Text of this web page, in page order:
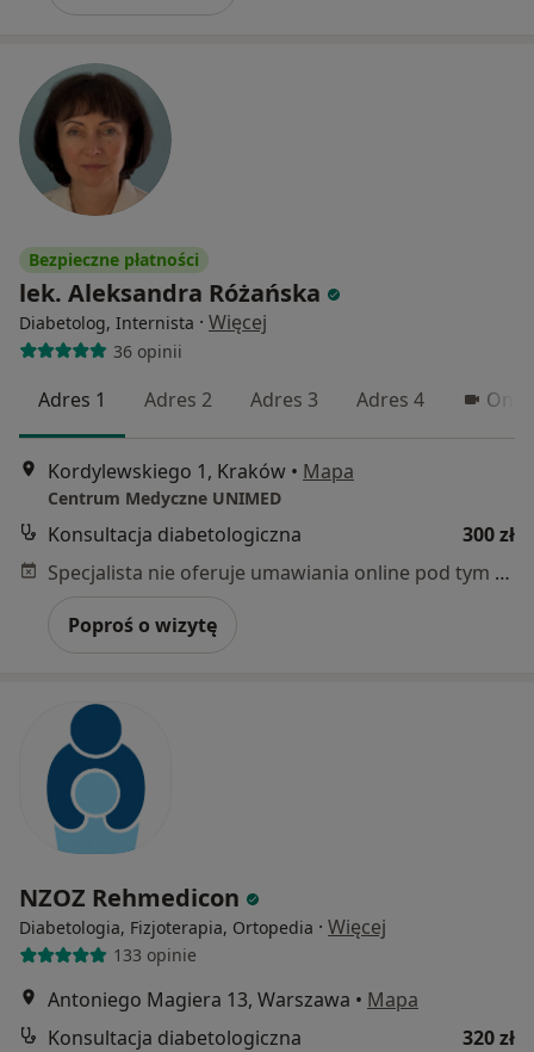
Bezpieczne płatności
lek. Aleksandra Różańska
Diabetolog, Internista · Więcej
36 opinii
Adres 1 Adres 2 Adres 3 Adres 4
Kordylewskiego 1, Kraków • Mapa
Centrum Medyczne UNIMED
Konsultacja diabetologiczna
300 zł
Specjalista nie oferuje umawiania online pod tym adresem.
Poproś o wizytę
NZOZ Rehmedicon
Diabetologia, Fizjoterapia, Ortopedia · Więcej
133 opinie
Antoniego Magiera 13, Warszawa • Mapa
Konsultacja diabetologiczna
320 zł